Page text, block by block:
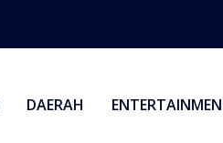
DAERAH